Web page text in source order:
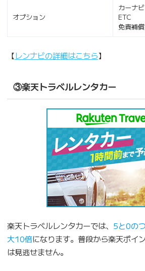
オプション
カーナビ
ETC
免責補
【レンナビの詳細はこちら】
③楽天トラベルレンタカー
楽天トラベルレンタカーでは、 5と0の
大10倍になります。普段から楽天ポイ
は見逃せません。